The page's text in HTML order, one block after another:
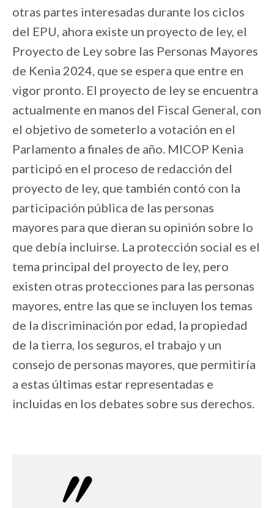
otras partes interesadas durante los ciclos
del EPU, ahora existe un proyecto de ley, el
Proyecto de Ley sobre las Personas Mayores
de Kenia 2024, que se espera que entre en
vigor pronto. El proyecto de ley se encuentra
actualmente en manos del Fiscal General, con
el objetivo de someterlo a votación en el
Parlamento a finales de año. MICOP Kenia
participó en el proceso de redacción del
proyecto de ley, que también contó con la
participación pública de las personas
mayores para que dieran su opinión sobre lo
que debía incluirse. La protección social es el
tema principal del proyecto de ley, pero
existen otras protecciones para las personas
mayores, entre las que se incluyen los temas
de la discriminación por edad, la propiedad
de la tierra, los seguros, el trabajo y un
consejo de personas mayores, que permitiría
a estas últimas estar representadas e
incluidas en los debates sobre sus derechos.